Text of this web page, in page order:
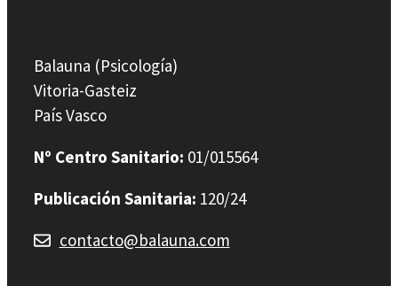
Balauna (Psicología)
Vitoria-Gasteiz
País Vasco
Nº Centro Sanitario: 01/015564
Publicación Sanitaria: 120/24
contacto@balauna.com